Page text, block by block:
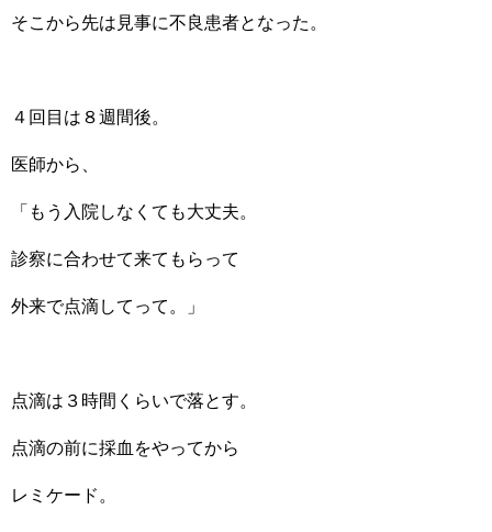
そこから先は見事に不良患者となった。
４回目は８週間後。
医師から、
「もう入院しなくても大丈夫。
診察に合わせて来てもらって
外来で点滴してって。」
点滴は３時間くらいで落とす。
点滴の前に採血をやってから
レミケード。